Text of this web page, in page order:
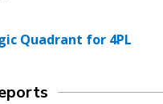
Quadrant for 4PL